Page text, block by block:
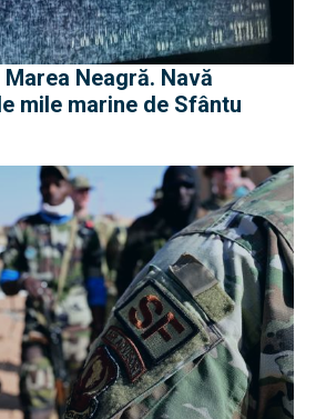
Neagră. Navă
mile marine de Sfântu